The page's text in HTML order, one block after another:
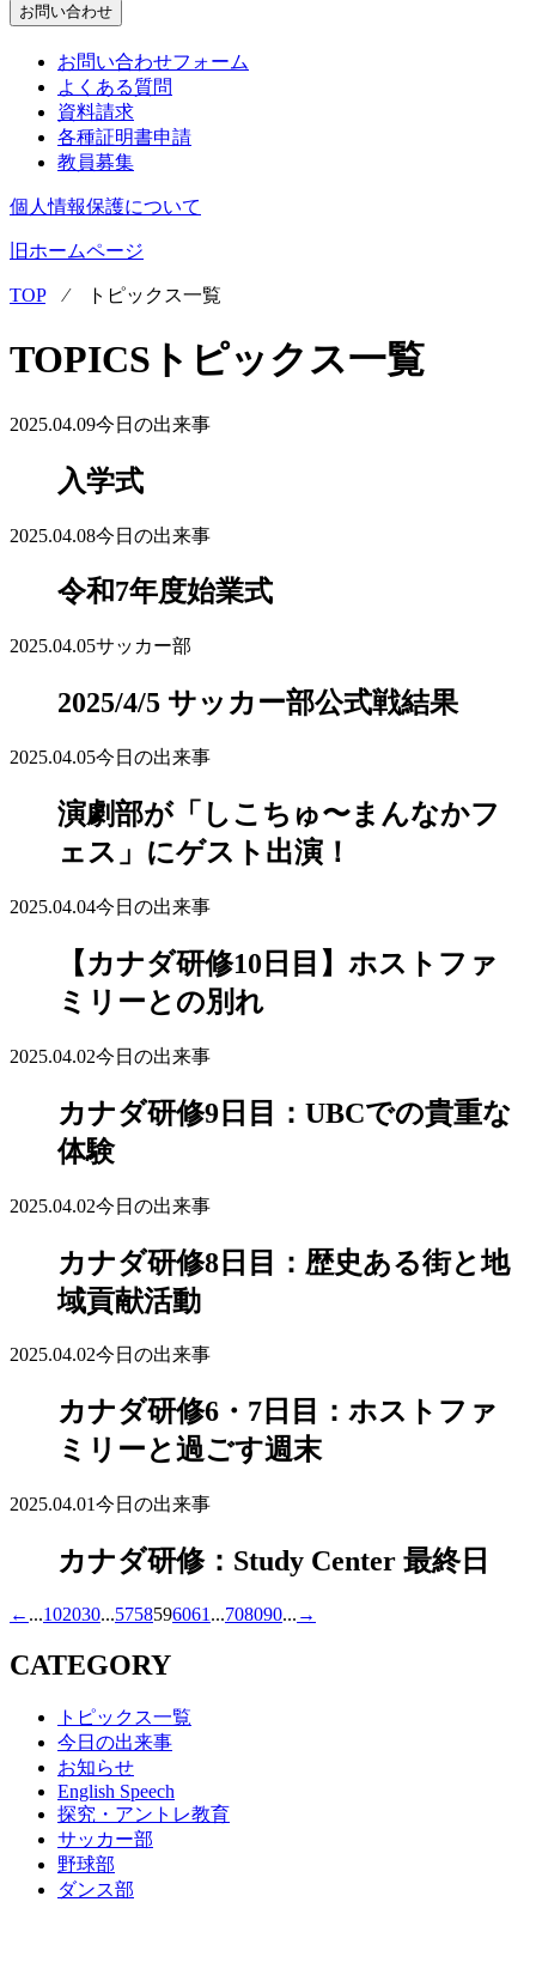
お問い合わせ
お問い合わせフォーム
よくある質問
資料請求
各種証明書申請
教員募集
個人情報保護について
旧ホームページ
TOP⁄ トピックス一覧
TOPICS トピックス一覧
2025.04.09今日の出来事
入学式
2025.04.08今日の出来事
令和7年度始業式
2025.04.05サッカー部
2025/4/5 サッカー部公式戦結果
2025.04.05今日の出来事
演劇部が「しこちゅ〜まんなかフ
ェス」にゲスト出演！
2025.04.04今日の出来事
【カナダ研修10日目】ホストファ
ミリーとの別れ
2025.04.02今日の出来事
カナダ研修9日目：UBCでの貴重な
体験
2025.04.02今日の出来事
カナダ研修8日目：歴史ある街と地
域貢献活動
2025.04.02今日の出来事
カナダ研修6・7日目：ホストファ
ミリーと過ごす週末
2025.04.01今日の出来事
カナダ研修：Study Center 最終日
← ...102030...5758596061 ...708090... →
CATEGORY
トピックス一覧
今日の出来事
お知らせ
English Speech
探究・アントレ教育
サッカー部
野球部
ダンス部